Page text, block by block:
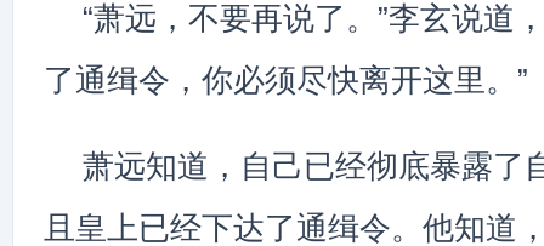
“萧远，不要再说了。”李玄说道
了通缉令，你必须尽快离开这里。”
萧远知道，自己已经彻底暴露了
且皇上已经下达了通缉令。他知道